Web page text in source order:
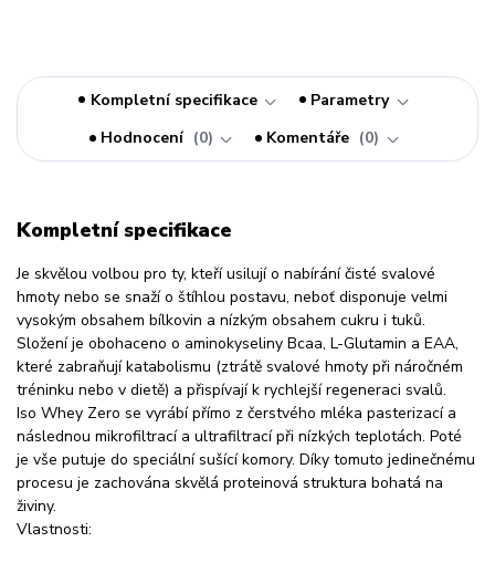
Kompletní specifikace
Parametry
Hodnocení
0 Komentáře 0
Kompletní specifikace
Je skvělou volbou pro ty, kteří usilují o nabírání čisté svalové
hmoty nebo se snaží o štíhlou postavu, neboť disponuje velmi
vysokým obsahem bílkovin a nízkým obsahem cukru i tuků.
Složení je obohaceno o aminokyseliny Bcaa, L-Glutamin a EAA,
které zabraňují katabolismu (ztrátě svalové hmoty při náročném
tréninku nebo v dietě) a přispívají k rychlejší regeneraci svalů.
Iso Whey Zero se vyrábí přímo z čerstvého mléka pasterizací a
následnou mikrofiltrací a ultrafiltrací při nízkých teplotách. Poté
je vše putuje do speciální sušící komory. Díky tomuto jedinečnému
procesu je zachována skvělá proteinová struktura bohatá na
živiny.
Vlastnosti: